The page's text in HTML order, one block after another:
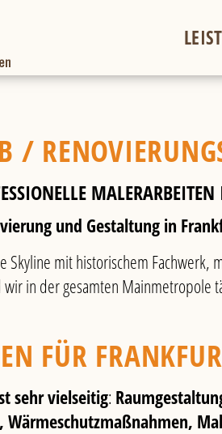
/
und Gestaltung in
Skyline mit historischem
in der gesamten Mainmetropole
FÜR
sehr vielseitig:
Wärmeschutzmaßnahmen,